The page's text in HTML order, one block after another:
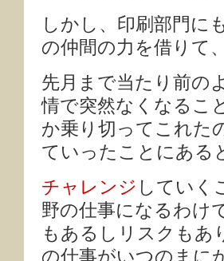
しかし、印刷部門に
の仲間の力を借りて
先月まで当たり前の
情で突然なくなるこ
か乗り切ってこれた
ていったことにある
チャレンジ していく
野の仕事になるわけ
もあるしリスクもあ
の仕事がいつのまに